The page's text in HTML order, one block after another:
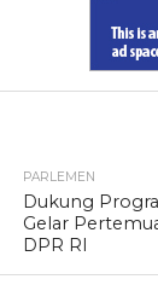
PARLEMEN
Dukung
Gelar
DPR RI